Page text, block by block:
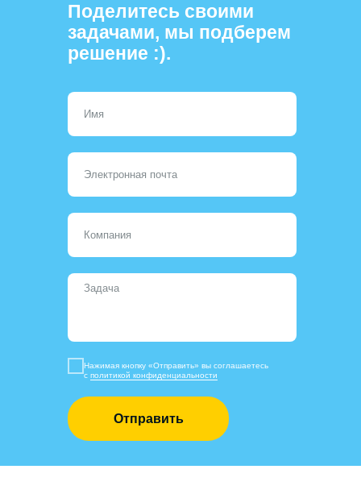
Нажимая кнопку «Отправить» вы соглашаетесь
с политикой конфиденциальности
Отправить
Поделитесь своими
задачами, мы подберем
решение :).